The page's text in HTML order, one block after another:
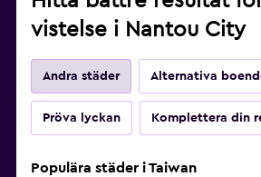
vistelse i Nantou City
Andra städer Alternativa
Pröva lyckan Komplettera din
Populära städer i Taiwan